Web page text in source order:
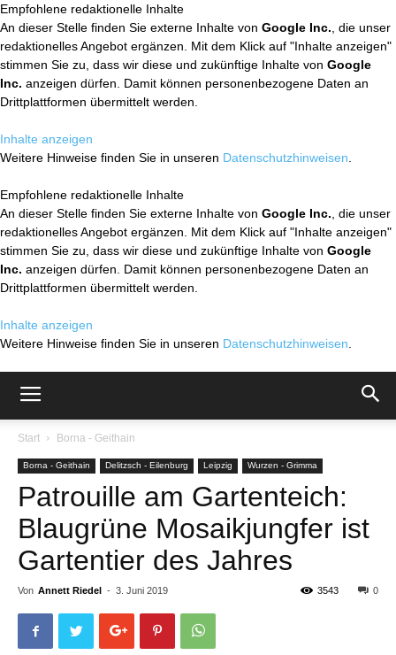
Empfohlene redaktionelle Inhalte
An dieser Stelle finden Sie externe Inhalte von Google Inc. , die unser
redaktionelles Angebot ergänzen. Mit dem Klick auf "Inhalte anzeigen"
stimmen Sie zu, dass wir diese und zukünftige Inhalte von Google
Inc. anzeigen dürfen. Damit können personenbezogene Daten an
Drittplattformen übermittelt werden.
Inhalte anzeigen
Weitere Hinweise finden Sie in unseren Datenschutzhinweisen
Empfohlene redaktionelle Inhalte
An dieser Stelle finden Sie externe Inhalte von Google Inc. , die unser
redaktionelles Angebot ergänzen. Mit dem Klick auf "Inhalte anzeigen"
stimmen Sie zu, dass wir diese und zukünftige Inhalte von Google
Inc. anzeigen dürfen. Damit können personenbezogene Daten an
Drittplattformen übermittelt werden.
Inhalte anzeigen
Weitere Hinweise finden Sie in unseren Datenschutzhinweisen
Start Borna - Geithain
Borna - Geithain Delitzsch - Eilenburg Leipzig Wurzen - Grimma
Patrouille am Gartenteich:
Blaugrüne Mosaikjungfer ist
Gartentier des Jahres
Von Annett Riedel - 3. Juni 2019 0
3543